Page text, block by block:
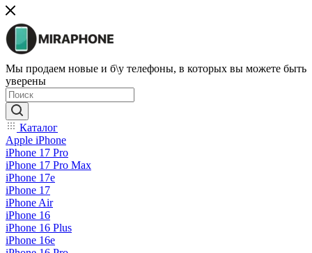
Мы продаем новые и б\у телефоны, в которых вы можете быть
уверены
Каталог
Apple iPhone
iPhone 17 Pro
iPhone 17 Pro Max
iPhone 17e
iPhone 17
iPhone Air
iPhone 16
iPhone 16 Plus
iPhone 16e